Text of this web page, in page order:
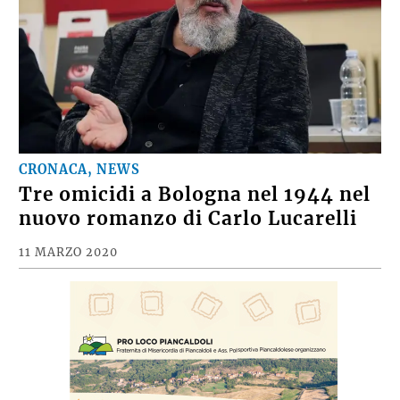
CRONACA, NEWS
Tre omicidi a Bologna nel 1944 nel
nuovo romanzo di Carlo Lucarelli
11 MARZO 2020